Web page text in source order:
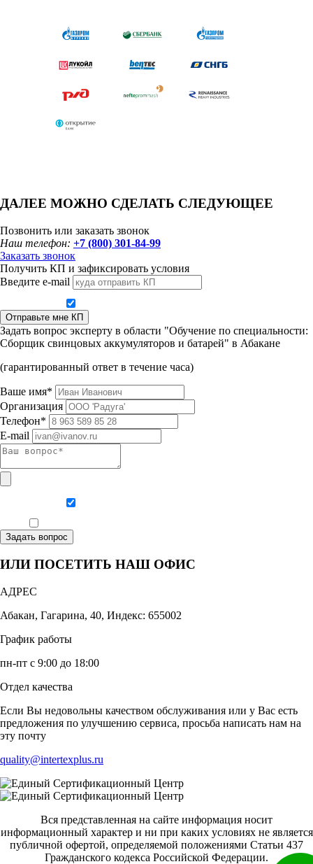
ДАЛЕЕ МОЖНО СДЕЛАТЬ СЛЕДУЮЩЕЕ
Позвонить или заказать звонок
Наш телефон: +7 (800) 301-84-99
Заказать звонок
Получить КП и зафиксировать условия
Введите e-mail
Отправьте мне КП
Задать вопрос эксперту в области "Обучение по специальности:
Сборщик свинцовых аккумуляторов и батарей" в Абакане
(гарантированный ответ в течение часа)
Ваше имя*
Организация
Телефон*
E-mail
Задать вопрос
ИЛИ ПОСЕТИТЬ НАШ ОФИС
АДРЕС
Абакан, Гагарина, 40, Индекс: 655002
График работы
пн-пт с 9:00 до 18:00
Отдел качества
Если Вы недовольны качеством обслуживания или у Вас есть
предложения по улучшению сервиса, просьба написать нам на
эту почту
quality@intertexplus.ru
Вся представленная на сайте информация носит
информационный характер и ни при каких условиях не является
публичной офертой, определяемой положениями Статьи 437
Гражданского кодекса Российской Федерации.